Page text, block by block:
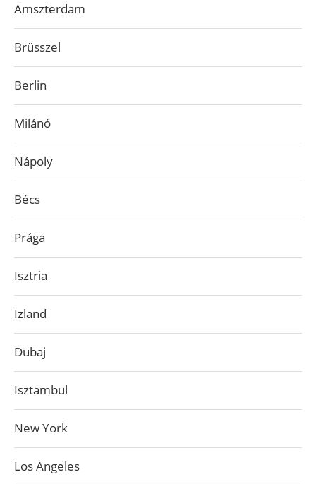
Amszterdam
Brüsszel
Berlin
Milánó
Nápoly
Bécs
Prága
Isztria
Izland
Dubaj
Isztambul
New York
Los Angeles